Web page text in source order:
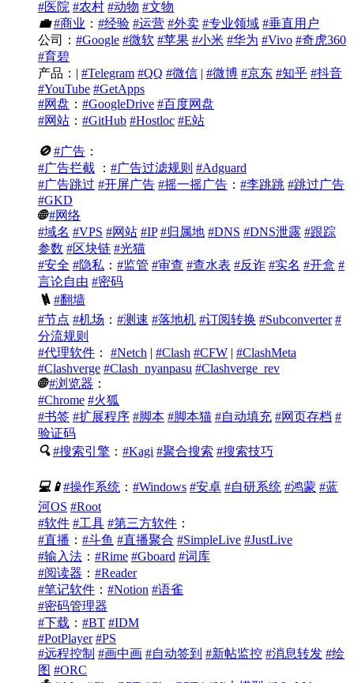
#医院 #农村 #动物 #文物
💼 #商业 ： #经验 #运营 #外卖 #专业领域 #垂直用户
公司： #Google #微软 #苹果 #小米 #华为 #Vivo #奇虎360
#育碧
产品：| #Telegram #QQ #微信 | #微博 #京东 #知乎 #抖音
#YouTube #GetApps
#网盘 ： #GoogleDrive #百度网盘
#网站 ： #GitHub #Hostloc #E站
🚫 #广告 ：
#广告拦截 ： #广告过滤规则 #Adguard
#广告跳过 #开屏广告 #摇一摇广告 ： #李跳跳 #跳过广告
#GKD
🌐 #网络
#域名 #VPS #网站 #IP #归属地 #DNS #DNS泄露 #跟踪
参数 #区块链 #光猫
#安全 #隐私 ： #监管 #审查 #查水表 #反诈 #实名 #开盒 #
言论自由 #密码
🪜 #翻墙
#节点 #机场 ： #测速 #落地机 #订阅转换 #Subconverter #
分流规则
#代理软件 ： #Netch | #Clash #CFW | #ClashMeta
#Clashverge #Clash_nyanpasu #Clashverge_rev
🌐 #浏览器 ：
#Chrome #火狐
#书签 #扩展程序 #脚本 #脚本猫 #自动填充 #网页存档 #
验证码
🔍 #搜索引擎 ： #Kagi #聚合搜索 #搜索技巧
💻📱#操作系统 ： #Windows #安卓 #自研系统 #鸿蒙 #蓝
河OS #Root
#软件 #工具 #第三方软件 ：
#直播 ： #斗鱼 #直播聚合 #SimpleLive #JustLive
#输入法 ： #Rime #Gboard #词库
#阅读器 ： #Reader
#笔记软件 ： #Notion #语雀
#密码管理器
#下载 ： #BT #IDM
#PotPlayer #PS
#远程控制 #画中画 #自动签到 #新帖监控 #消息转发 #绘
图 #ORC